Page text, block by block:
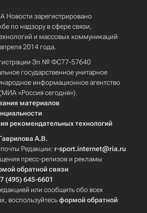
Новости зарегистрировано
по надзору в сфере связи,
и массовых коммуникаций
2014 года.
Эл № ФС77-57640
государственное унитарное
информационное агентство
«Россия сегодня»).
материалов
рекомендательных технологий
А.В.
Редакции: r-sport.internet@ria.ru
пресс-релизов и рекламы
обратной связи
7 (495) 645-6601
или сообщить обо всех
воспользуйтесьформой обратной